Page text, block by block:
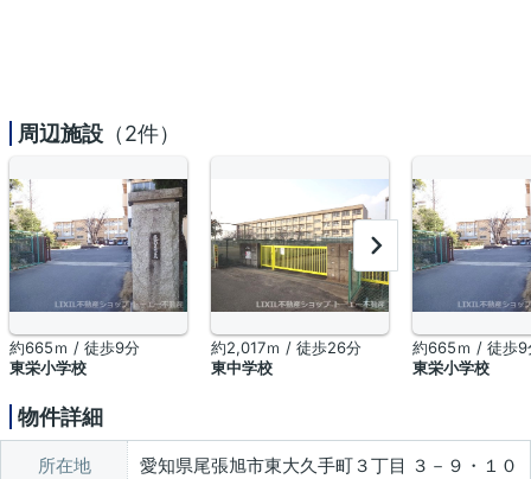
周辺施設 （2件）
約665ｍ / 徒歩9分
東栄小学校
約2,017ｍ / 徒歩26分
東中学校
約665ｍ / 徒歩9
東栄小学校
物件詳細
所在地 愛知県尾張旭市東大久手町３丁目 ３－９・１０